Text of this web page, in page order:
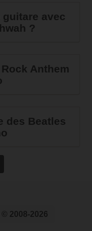
avec
?
Anthem
des Beatles
© 2008-2026